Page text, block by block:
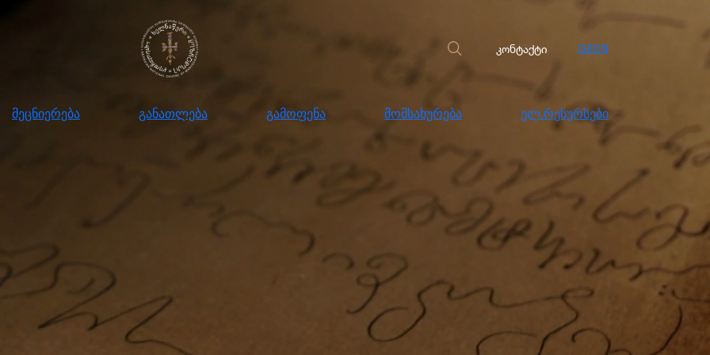
კონტაქტი GEEN
მეცნიერება განათლება გამოფენა მომსახურება ელ.რესურსები
განათლება